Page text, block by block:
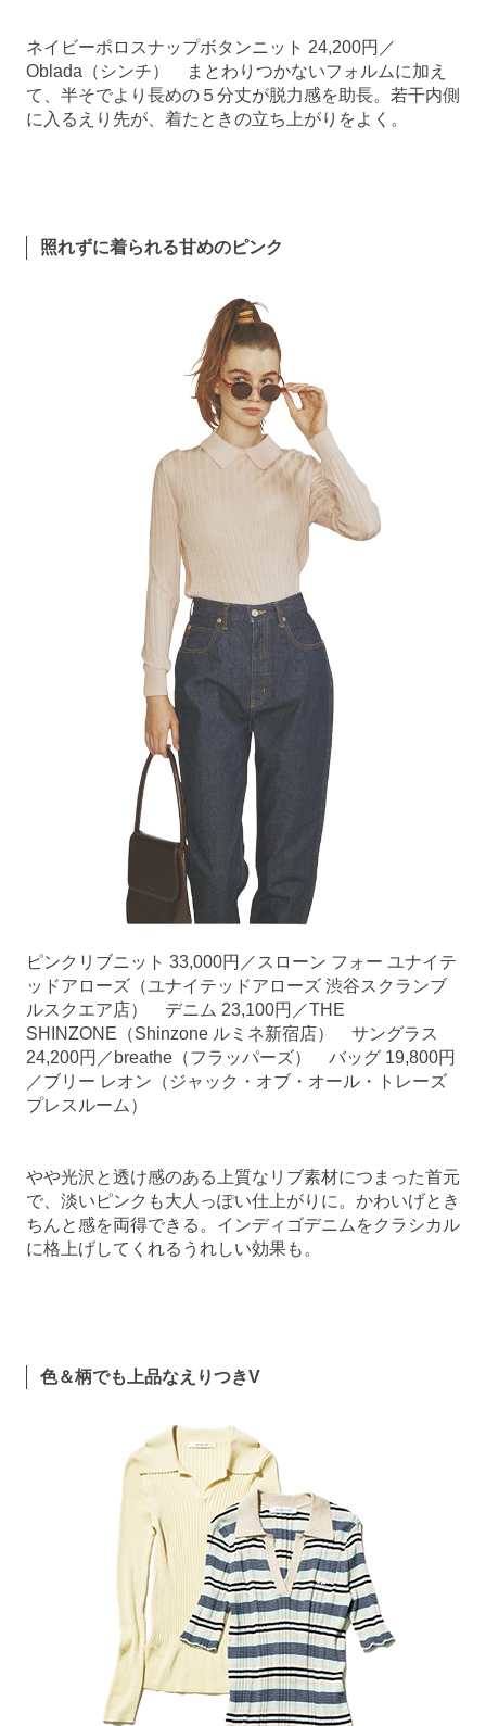
ネイビーポロスナップボタンニット 24,200円／
Oblada（シンチ） まとわりつかないフォルムに加え
て、半そでより長めの５分丈が脱力感を助長。若干内側
に入るえり先が、着たときの立ち上がりをよく。
照れずに着られる甘めのピンク
ピンクリブニット 33,000円／スローン フォー ユナイテ
ッドアローズ（ユナイテッドアローズ 渋谷スクランブ
ルスクエア店） デニム 23,100円／THE
SHINZONE（Shinzone ルミネ新宿店） サングラス
24,200円／breathe（フラッパーズ） バッグ 19,800円
／ブリー レオン（ジャック・オブ・オール・トレーズ
プレスルーム）
やや光沢と透け感のある上質なリブ素材につまった首元
で、淡いピンクも大人っぽい仕上がりに。かわいげとき
ちんと感を両得できる。インディゴデニムをクラシカル
に格上げしてくれるうれしい効果も。
色＆柄でも上品なえりつきV